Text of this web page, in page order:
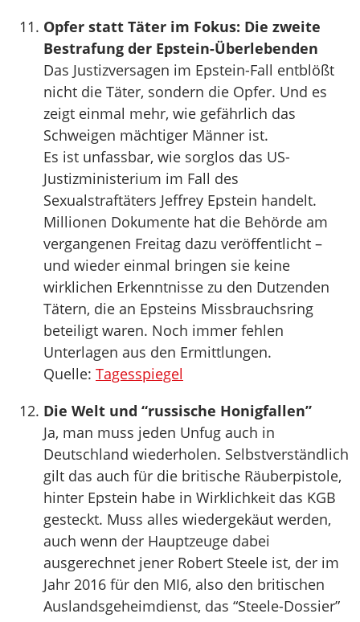
Opfer statt Täter im Fokus: Die zweite
Bestrafung der Epstein-Überlebenden
Das Justizversagen im Epstein-Fall entblößt
nicht die Täter, sondern die Opfer. Und es
zeigt einmal mehr, wie gefährlich das
Schweigen mächtiger Männer ist.
Es ist unfassbar, wie sorglos das US-
Justizministerium im Fall des
Sexualstraftäters Jeffrey Epstein handelt.
Millionen Dokumente hat die Behörde am
vergangenen Freitag dazu veröffentlicht –
und wieder einmal bringen sie keine
wirklichen Erkenntnisse zu den Dutzenden
Tätern, die an Epsteins Missbrauchsring
beteiligt waren. Noch immer fehlen
Unterlagen aus den Ermittlungen.
Quelle: Tagesspiegel
Die Welt und “russische Honigfallen”
Ja, man muss jeden Unfug auch in
Deutschland wiederholen. Selbstverständlich
gilt das auch für die britische Räuberpistole,
hinter Epstein habe in Wirklichkeit das KGB
gesteckt. Muss alles wiedergekäut werden,
auch wenn der Hauptzeuge dabei
ausgerechnet jener Robert Steele ist, der im
Jahr 2016 für den MI6, also den britischen
Auslandsgeheimdienst, das “Steele-Dossier”